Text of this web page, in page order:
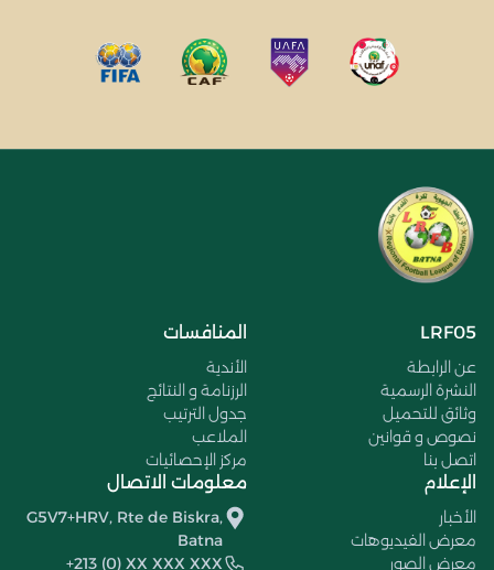
LRF05
عن الرابطة
النشرة الرسمية
وثائق للتحميل
نصوص و قوانين
اتصل بنا
المنافسات
الأندية
الرزنامة و النتائج
جدول الترتيب
الملاعب
مركز الإحصائيات
الإعلام
الأخبار
معرض الفيديوهات
معرض الصور
معلومات الاتصال
G5V7+HRV, Rte de Biskra,
Batna
+213 (0) XX XXX XXX